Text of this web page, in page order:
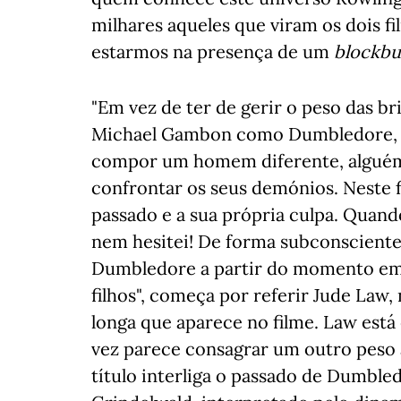
milhares aqueles que viram os dois
estarmos na presença de um
"Em vez de ter de gerir o peso das
Michael Gambon como
compor um homem diferente,
confrontar os seus demónios.
passado e a sua própria culpa.
nem hesitei! De forma
Dumbledore a partir do momento
filhos", começa por referir Jude
longa que aparece no filme. Law
vez parece consagrar um outro
título interliga o passado de